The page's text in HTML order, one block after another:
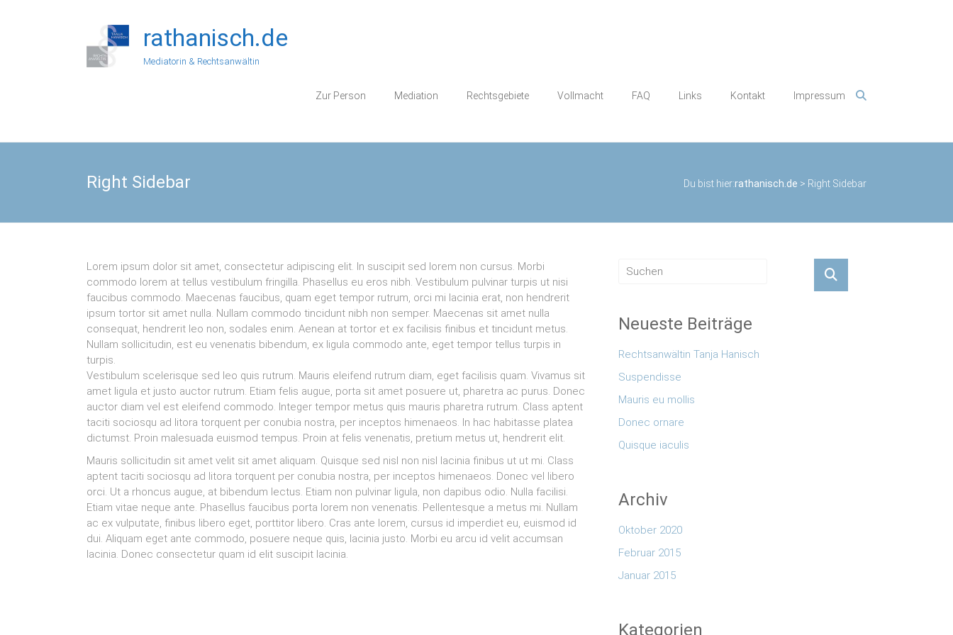
rathanisch.de
Mediatorin & Rechtsanwältin
Zur Person Mediation Rechtsgebiete Vollmacht FAQ Links Kontakt Impressum
Right Sidebar Du bist hier:rathanisch.de > Right Sidebar
Lorem ipsum dolor sit amet, consectetur adipiscing elit. In suscipit sed lorem non cursus. Morbi
commodo lorem at tellus vestibulum fringilla. Phasellus eu eros nibh. Vestibulum pulvinar turpis ut nisi
faucibus commodo. Maecenas faucibus, quam eget tempor rutrum, orci mi lacinia erat, non hendrerit
ipsum tortor sit amet nulla. Nullam commodo tincidunt nibh non semper. Maecenas sit amet nulla
consequat, hendrerit leo non, sodales enim. Aenean at tortor et ex facilisis finibus et tincidunt metus.
Nullam sollicitudin, est eu venenatis bibendum, ex ligula commodo ante, eget tempor tellus turpis in
turpis.
Vestibulum scelerisque sed leo quis rutrum. Mauris eleifend rutrum diam, eget facilisis quam. Vivamus sit
amet ligula et justo auctor rutrum. Etiam felis augue, porta sit amet posuere ut, pharetra ac purus. Donec
auctor diam vel est eleifend commodo. Integer tempor metus quis mauris pharetra rutrum. Class aptent
taciti sociosqu ad litora torquent per conubia nostra, per inceptos himenaeos. In hac habitasse platea
dictumst. Proin malesuada euismod tempus. Proin at felis venenatis, pretium metus ut, hendrerit elit.
Mauris sollicitudin sit amet velit sit amet aliquam. Quisque sed nisl non nisl lacinia finibus ut ut mi. Class
aptent taciti sociosqu ad litora torquent per conubia nostra, per inceptos himenaeos. Donec vel libero
orci. Ut a rhoncus augue, at bibendum lectus. Etiam non pulvinar ligula, non dapibus odio. Nulla facilisi.
Etiam vitae neque ante. Phasellus faucibus porta lorem non venenatis. Pellentesque a metus mi. Nullam
ac ex vulputate, finibus libero eget, porttitor libero. Cras ante lorem, cursus id imperdiet eu, euismod id
dui. Aliquam eget ante commodo, posuere neque quis, lacinia justo. Morbi eu arcu id velit accumsan
lacinia. Donec consectetur quam id elit suscipit lacinia.
Neueste Beiträge
Rechtsanwältin Tanja Hanisch
Suspendisse
Mauris eu mollis
Donec ornare
Quisque iaculis
Archiv
Oktober 2020
Februar 2015
Januar 2015
Kategorien